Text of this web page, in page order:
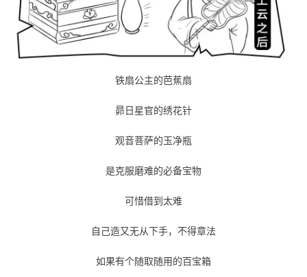
铁扇公主的芭蕉扇
昴日星官的绣花针
观音菩萨的玉净瓶
是克服磨难的必备宝物
可惜借到太难
自己造又无从下手，不得章法
如果有个随取随用的百宝箱